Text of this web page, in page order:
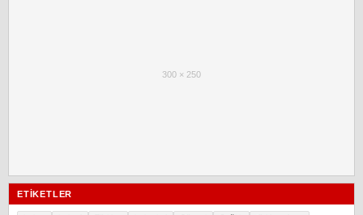
300 × 250
ETIKETLER